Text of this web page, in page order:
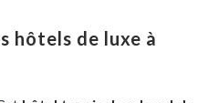
hôtels de luxe à